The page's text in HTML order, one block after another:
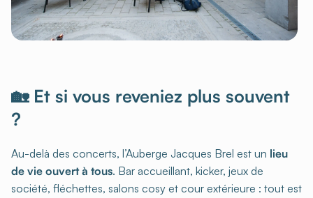
🏡 Et si vous reveniez plus souvent
?
Au-delà des concerts, l’Auberge Jacques Brel est un lieu
de vie ouvert à tous. Bar accueillant, kicker, jeux de
société, fléchettes, salons cosy et cour extérieure : tout est